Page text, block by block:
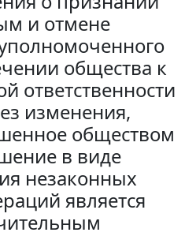
и отмене
общества к
ответственности
изменения,
обществом
в виде
незаконных
является